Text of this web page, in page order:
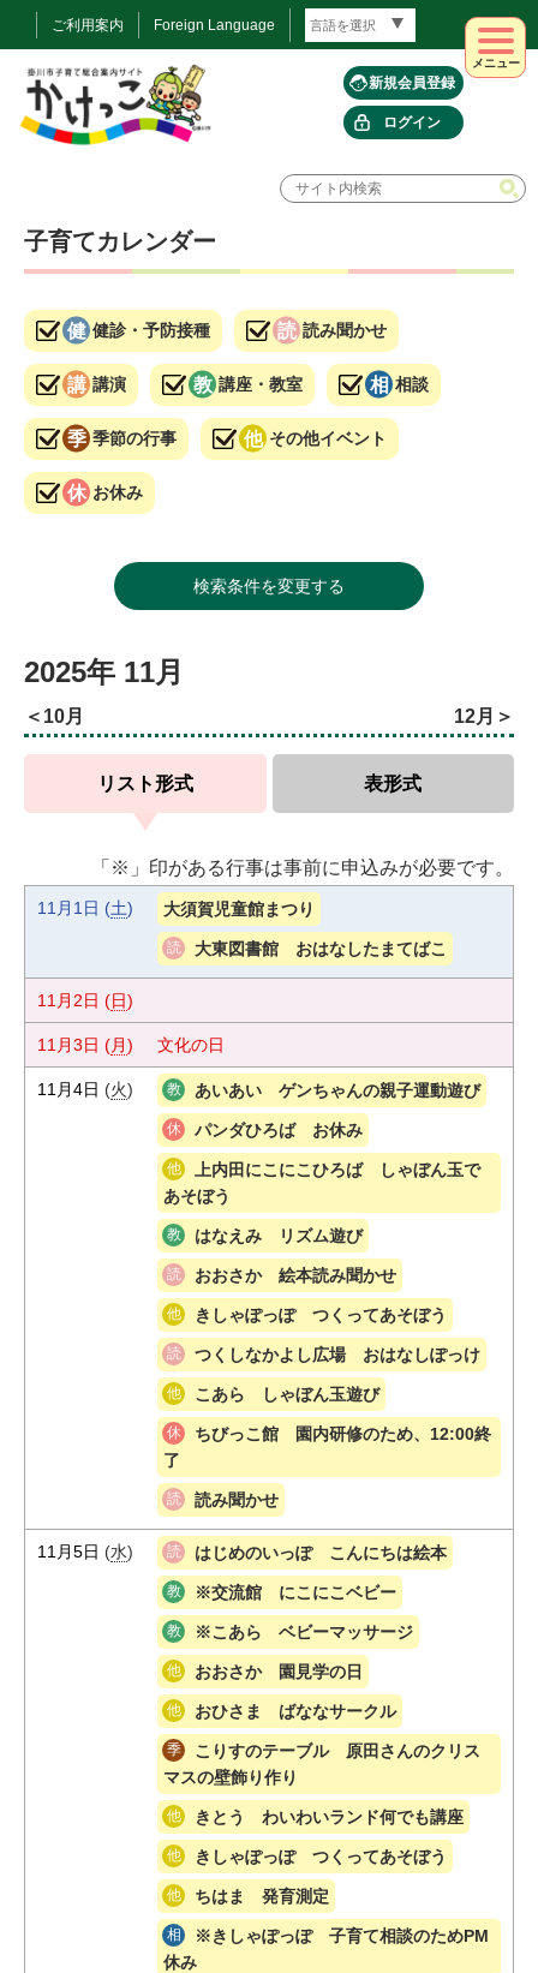
ご利用案内 Foreign Language
新規会員登録
ログイン
メニュー
子育てカレンダー
健診・予防接種 読み聞かせ
講演 講座・教室 相談
季節の行事 その他イベント
お休み
検索条件を変更する
2025年 11月
リスト形式 表形式
10月 12月
「※」印がある行事は事前に申込みが必要です。
11月1日 (土) 大須賀児童館まつり
大東図書館 おはなしたまてばこ
11月2日 (日)
11月3日 (月) 文化の日
11月4日 (火) あいあい ゲンちゃんの親子運動遊び
パンダひろば お休み
上内田にこにこひろば しゃぼん玉で
あそぼう
はなえみ リズム遊び
おおさか 絵本読み聞かせ
きしゃぽっぽ つくってあそぼう
つくしなかよし広場 おはなしぽっけ
こあら しゃぼん玉遊び
ちびっこ館 園内研修のため、12:00終
了
読み聞かせ
11月5日 (水) はじめのいっぽ こんにちは絵本
※交流館 にこにこベビー
※こあら ベビーマッサージ
おおさか 園見学の日
おひさま ばななサークル
こりすのテーブル 原田さんのクリス
マスの壁飾り作り
きとう わいわいランド何でも講座
きしゃぽっぽ つくってあそぼう
ちはま 発育測定
※きしゃぽっぽ 子育て相談のためPM
休み